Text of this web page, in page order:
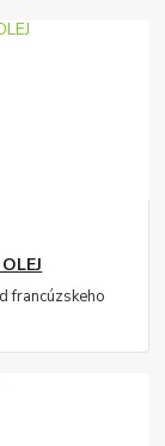
francúzskeho